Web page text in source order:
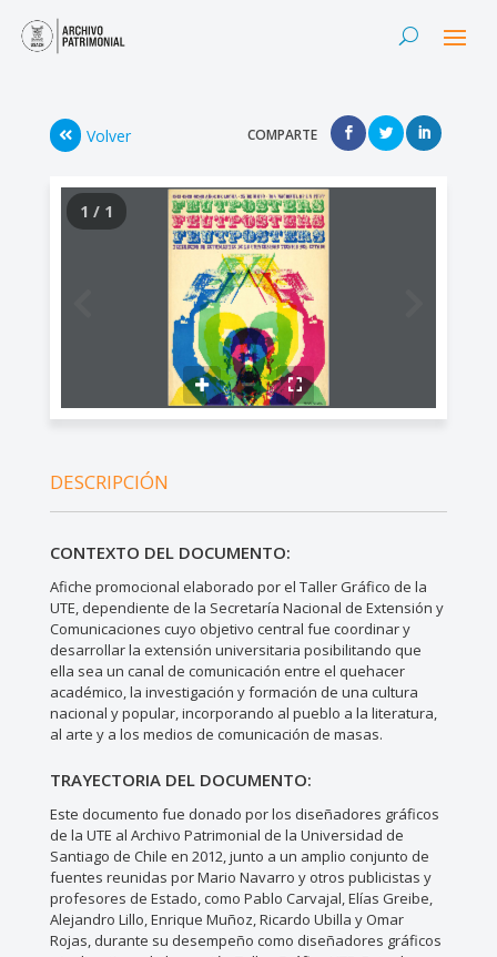
Volver COMPARTE
1 / 1
DESCRIPCIÓN
CONTEXTO DEL DOCUMENTO:
Afiche promocional elaborado por el Taller Gráfico de la
UTE, dependiente de la Secretaría Nacional de Extensión y
Comunicaciones cuyo objetivo central fue coordinar y
desarrollar la extensión universitaria posibilitando que
ella sea un canal de comunicación entre el quehacer
académico, la investigación y formación de una cultura
nacional y popular, incorporando al pueblo a la literatura,
al arte y a los medios de comunicación de masas.
TRAYECTORIA DEL DOCUMENTO:
Este documento fue donado por los diseñadores gráficos
de la UTE al Archivo Patrimonial de la Universidad de
Santiago de Chile en 2012, junto a un amplio conjunto de
fuentes reunidas por Mario Navarro y otros publicistas y
profesores de Estado, como Pablo Carvajal, Elías Greibe,
Alejandro Lillo, Enrique Muñoz, Ricardo Ubilla y Omar
Rojas, durante su desempeño como diseñadores gráficos